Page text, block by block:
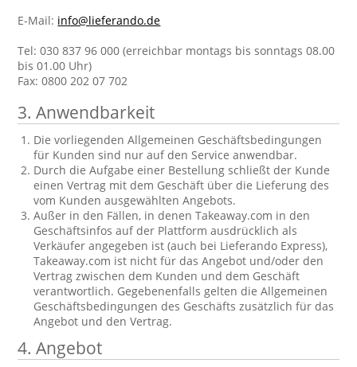
E-Mail: info@lieferando.de
Tel: 030 837 96 000 (erreichbar montags bis sonntags 08.00
bis 01.00 Uhr)
Fax: 0800 202 07 702
3. Anwendbarkeit
Die vorliegenden Allgemeinen Geschäftsbedingungen
für Kunden sind nur auf den Service anwendbar.
Durch die Aufgabe einer Bestellung schließt der Kunde
einen Vertrag mit dem Geschäft über die Lieferung des
vom Kunden ausgewählten Angebots.
Außer in den Fällen, in denen Takeaway.com in den
Geschäftsinfos auf der Plattform ausdrücklich als
Verkäufer angegeben ist (auch bei Lieferando Express),
Takeaway.com ist nicht für das Angebot und/oder den
Vertrag zwischen dem Kunden und dem Geschäft
verantwortlich. Gegebenenfalls gelten die Allgemeinen
Geschäftsbedingungen des Geschäfts zusätzlich für das
Angebot und den Vertrag.
4. Angebot